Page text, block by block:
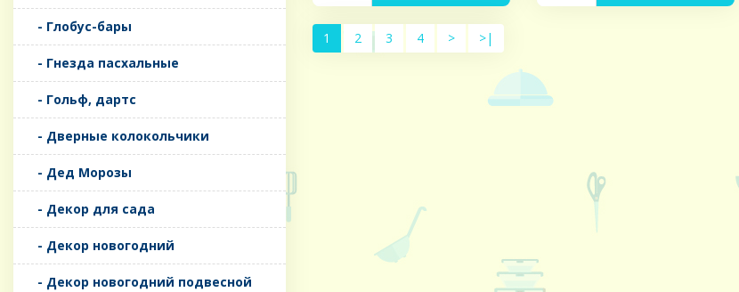
- Глобус-бары
- Гнезда пасхальные
- Гольф, дартс
- Дверные колокольчики
- Дед Морозы
- Декор для сада
- Декор новогодний
- Декор новогодний подвесной
1 2 3 4 > >|